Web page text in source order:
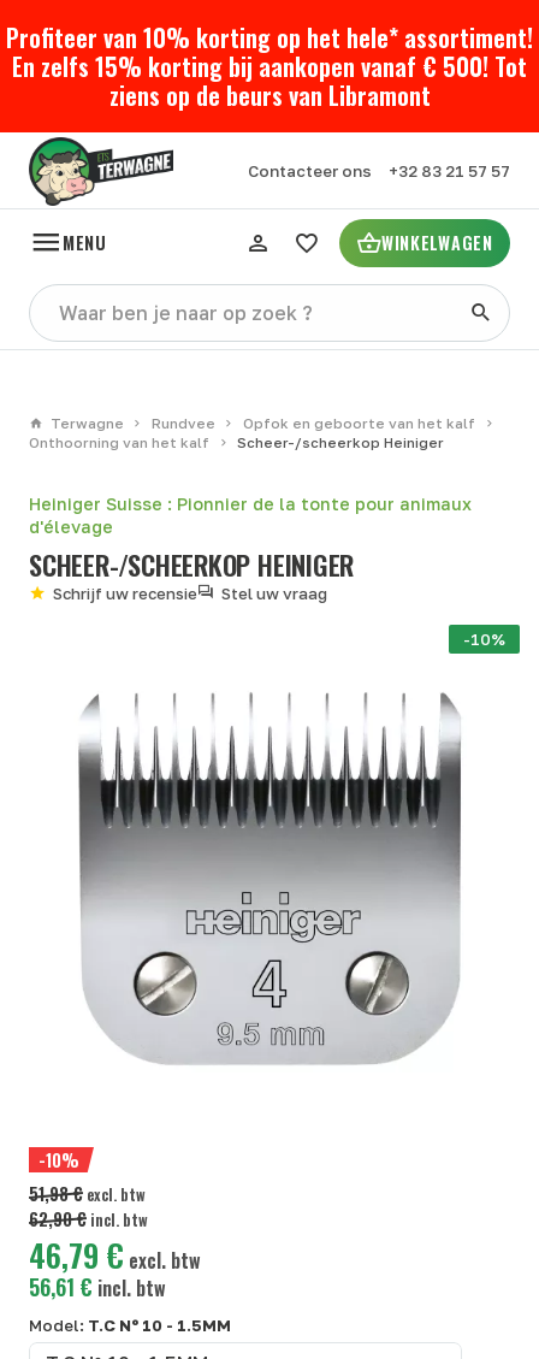
Profiteer van 10% korting op het hele* assortiment!
En zelfs 15% korting bij aankopen vanaf € 500! Tot
ziens op de beurs van Libramont
Contacteer ons +32 83 21 57 57
MENU WINKELWAGEN
Terwagne Rundvee
Opfok en geboorte van het kalf
Onthoorning van het kalf
Scheer-/scheerkop Heiniger
Heiniger Suisse : Pionnier de la tonte pour animaux
d'élevage
SCHEER-/SCHEERKOP HEINIGER
Schrijf uw recensie Stel uw vraag
-10%
-10%
51,98 € excl. btw
62,90 € incl. btw
46,79 € excl. btw
56,61 € incl. btw
Model: T.C Nº 10 - 1.5MM